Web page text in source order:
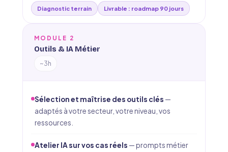
Diagnostic terrain Livrable : roadmap 90 jours
MODULE 2
Outils & IA Métier
~3h
Sélection et maîtrise des outils clés —
adaptés à votre secteur, votre niveau, vos
ressources.
Atelier IA sur vos cas réels — prompts métier